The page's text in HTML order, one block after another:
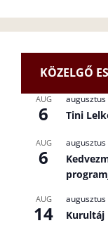
KÖZELGŐ
AUG
6
augusztus
Tini
AUG
6
augusztus
AUG
14
augusztus
Kurultáj